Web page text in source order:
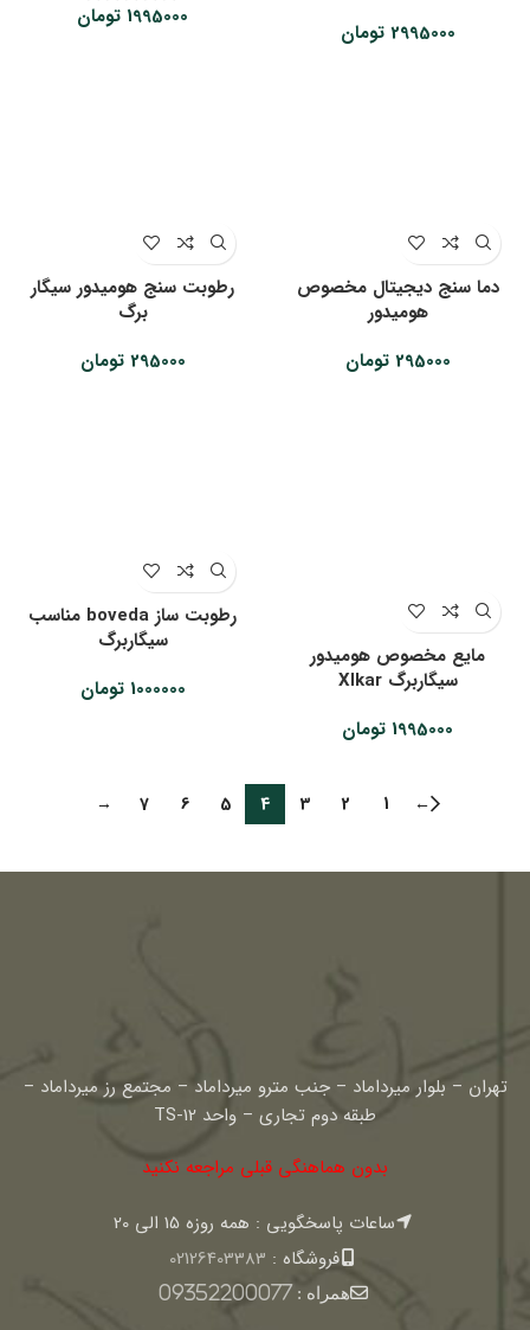
2995000 تومان
1995000 تومان
دما سنج دیجیتال مخصوص
هومیدور
295000 تومان
رطوبت سنج هومیدور سیگار
برگ
295000 تومان
مایع مخصوص هومیدور
سیگاربرگ XIkar
1995000 تومان
رطوبت ساز boveda مناسب
سیگاربرگ
1000000 تومان
←
1
2
3
4
5
6
7
→
تهران – بلوار میرداماد – جنب مترو میرداماد – مجتمع رز میرداماد –
طبقه دوم تجاری – واحد TS-12
بدون هماهنگی قبلی مراجعه نکنید
ساعات پاسخگویی : همه روزه 15 الی 20
فروشگاه : 02126403383
همراه :09352200077